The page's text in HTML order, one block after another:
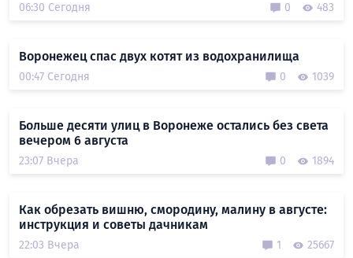
06:30 Сегодня 0 483
Воронежец спас двух котят из водохранилища
00:47 Сегодня 0 1039
Больше десяти улиц в Воронеже остались без света
вечером 6 августа
23:07 Вчера 0 1894
Как обрезать вишню, смородину, малину в августе:
инструкция и советы дачникам
22:03 Вчера 1 25667